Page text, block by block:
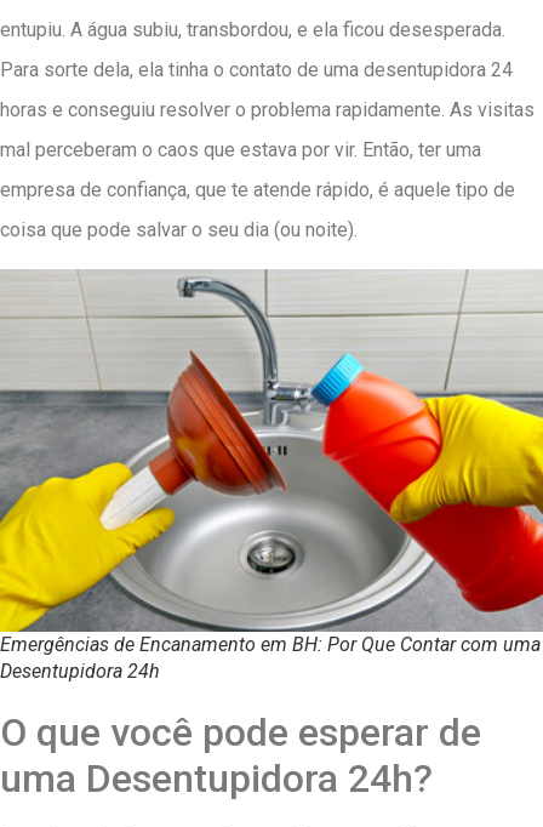
entupiu. A água subiu, transbordou, e ela ficou desesperada.
Para sorte dela, ela tinha o contato de uma desentupidora 24
horas e conseguiu resolver o problema rapidamente. As visitas
mal perceberam o caos que estava por vir. Então, ter uma
empresa de confiança, que te atende rápido, é aquele tipo de
coisa que pode salvar o seu dia (ou noite).
Emergências de Encanamento em BH: Por Que Contar com uma
Desentupidora 24h
O que você pode esperar de
uma Desentupidora 24h?